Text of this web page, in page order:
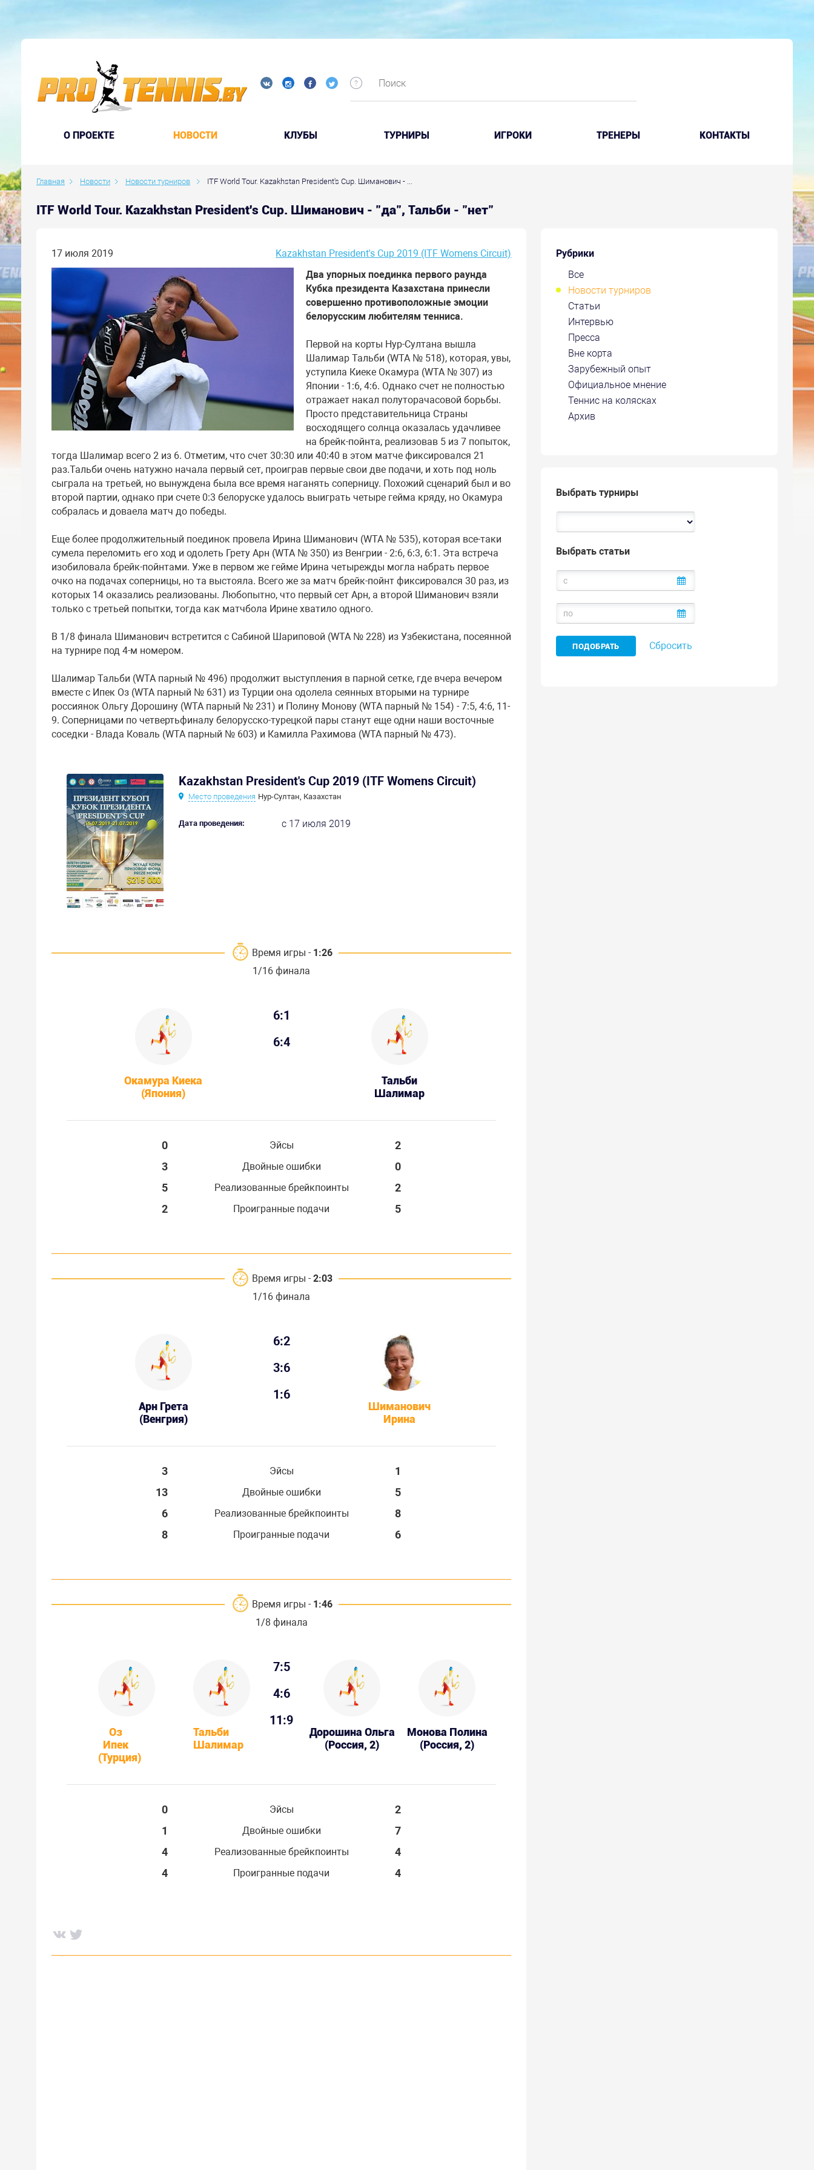
O ПРОЕКТЕ НОВОСТИ КЛУБЫ ТУРНИРЫ ИГРОКИ ТРЕНЕРЫ КОНТАКТЫ
Главная Новости Новости турниров ITF World Tour. Kazakhstan President's Cup. Шиманович - ...
ITF World Tour. Kazakhstan President's Cup. Шиманович - "да", Тальби - "нет"
Рубрики
Все
Новости турниров
Статьи
Интервью
Пресса
Вне корта
Зарубежный опыт
Официальное мнение
Теннис на колясках
Архив
Выбрать турниры
Выбрать статьи
Сбросить
17 июля 2019
Kazakhstan President's Cup 2019 (ITF Womens Circuit)
Два упорных поединка первого раунда
Кубка президента Казахстана принесли
совершенно противоположные эмоции
белорусским любителям тенниса.
Первой на корты Нур-Султана вышла
Шалимар Тальби (WTA № 518), которая, увы,
уступила Киеке Окамура (WTA № 307) из
Японии - 1:6, 4:6. Однако счет не полностью
отражает накал полуторачасовой борьбы.
Просто представительница Страны
восходящего солнца оказалась удачливее
на брейк-пойнта, реализовав 5 из 7 попыток,
тогда Шалимар всего 2 из 6. Отметим, что счет 30:30 или 40:40 в этом матче фиксировался 21
раз.Тальби очень натужно начала первый сет, проиграв первые свои две подачи, и хоть под ноль
сыграла на третьей, но вынуждена была все время наганять соперницу. Похожий сценарий был и во
второй партии, однако при счете 0:3 белоруске удалось выиграть четыре гейма кряду, но Окамура
собралась и доваела матч до победы.
Еще более продолжительный поединок провела Ирина Шиманович (WTA № 535), которая все-таки
сумела переломить его ход и одолеть Грету Арн (WTA № 350) из Венгрии - 2:6, 6:3, 6:1. Эта встреча
изобиловала брейк-пойнтами. Уже в первом же гейме Ирина четырежды могла набрать первое
очко на подачах соперницы, но та выстояла. Всего же за матч брейк-пойнт фиксировался 30 раз, из
которых 14 оказались реализованы. Любопытно, что первый сет Арн, а второй Шиманович взяли
только с третьей попытки, тогда как матчбола Ирине хватило одного.
В 1/8 финала Шиманович встретится с Сабиной Шариповой (WTA № 228) из Узбекистана, посеянной
на турнире под 4-м номером.
Шалимар Тальби (WTA парный № 496) продолжит выступления в парной сетке, где вчера вечером
вместе с Ипек Оз (WTA парный № 631) из Турции она одолела сеянных вторыми на турнире
россиянок Ольгу Дорошину (WTA парный № 231) и Полину Монову (WTA парный № 154) - 7:5, 4:6, 11-
9. Соперницами по четвертьфиналу белорусско-турецкой пары станут еще одни наши восточные
соседки - Влада Коваль (WTA парный № 603) и Камилла Рахимова (WTA парный № 473).
Kazakhstan President's Cup 2019 (ITF Womens Circuit)
Место проведения Нур-Султан, Казахстан
Дата проведения: с 17 июля 2019
Время игры - 1:26
1/16 финала
Окамура Киека
(Япония)
6:1
6:4
Тальби
Шалимар
0 Эйсы
2
3
Двойные ошибки
0
5
Реализованные брейкпоинты
2
2
Проигранные подачи 5
Время игры - 2:03
1/16 финала
Арн Грета
(Венгрия)
6:2
3:6
1:6
Шиманович
Ирина
3 Эйсы
1
13
Двойные ошибки
5
6
Реализованные брейкпоинты
8
8
Проигранные подачи 6
Время игры - 1:46
1/8 финала
Оз
Ипек
(Турция)
Тальби
Шалимар
7:5
4:6
11:9
Дорошина Ольга
(Россия, 2)
Монова Полина
(Россия, 2)
0 Эйсы
2
1
Двойные ошибки
7
4
Реализованные брейкпоинты
4
4
Проигранные подачи 4